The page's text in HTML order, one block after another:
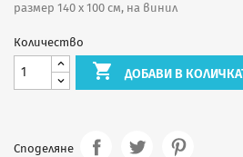
размер 140 х 100 см, на винил
Количество
 ДОБАВИ В
Споделяне